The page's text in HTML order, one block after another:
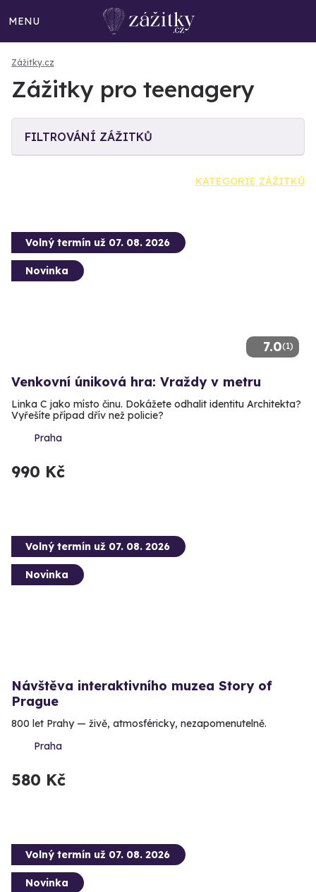
MENU
Zážitky.cz
Zážitky pro teenagery
FILTROVÁNÍ ZÁŽITKŮ
KATEGORIE ZÁŽITKŮ
7.0(1)
Volný termín už 07. 08. 2026
Novinka
Venkovní úniková hra: Vraždy v metru
Linka C jako místo činu. Dokážete odhalit identitu Architekta?
Vyřešíte případ dřív než policie?
Praha
990 Kč
Volný termín už 07. 08. 2026
Novinka
Návštěva interaktivního muzea Story of
Prague
800 let Prahy — živě, atmosféricky, nezapomenutelně.
Praha
580 Kč
Volný termín už 07. 08. 2026
Novinka